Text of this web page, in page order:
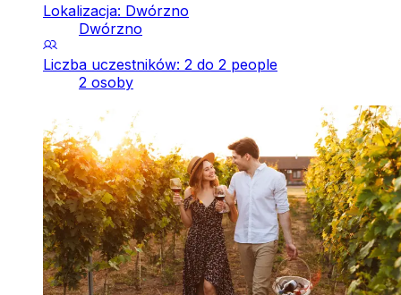
Lokalizacja: Dwórzno
Dwórzno
Liczba uczestników: 2 do 2 people
2 osoby